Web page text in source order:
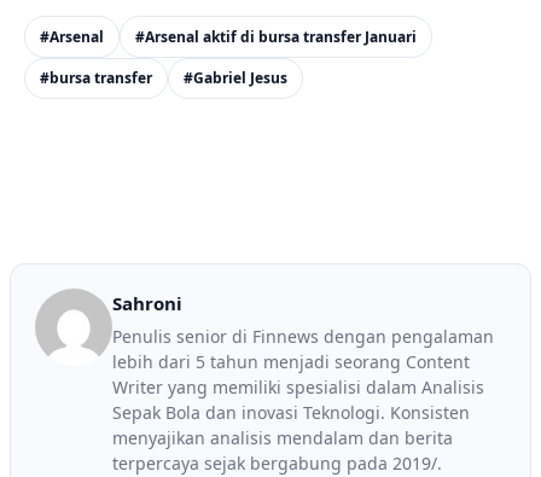
#Arsenal #Arsenal aktif di bursa transfer Januari
#bursa transfer #Gabriel Jesus
Sahroni
Penulis senior di Finnews dengan pengalaman
lebih dari 5 tahun menjadi seorang Content
Writer yang memiliki spesialisi dalam Analisis
Sepak Bola dan inovasi Teknologi. Konsisten
menyajikan analisis mendalam dan berita
terpercaya sejak bergabung pada 2019/.